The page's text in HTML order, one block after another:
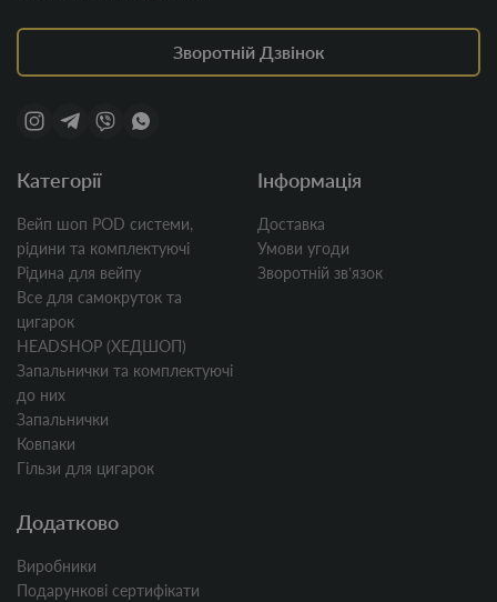
Зворотній Дзвінок
Категорії
Вейп шоп POD системи,
рідини та комплектуючі
Рідина для вейпу
Все для самокруток та
цигарок
HEADSHOP (ХЕДШОП)
Запальнички та комплектуючі
до них
Запальнички
Ковпаки
Гільзи для цигарок
Інформація
Доставка
Умови угоди
Зворотній звʼязок
Додатково
Виробники
Подарункові сертифікати